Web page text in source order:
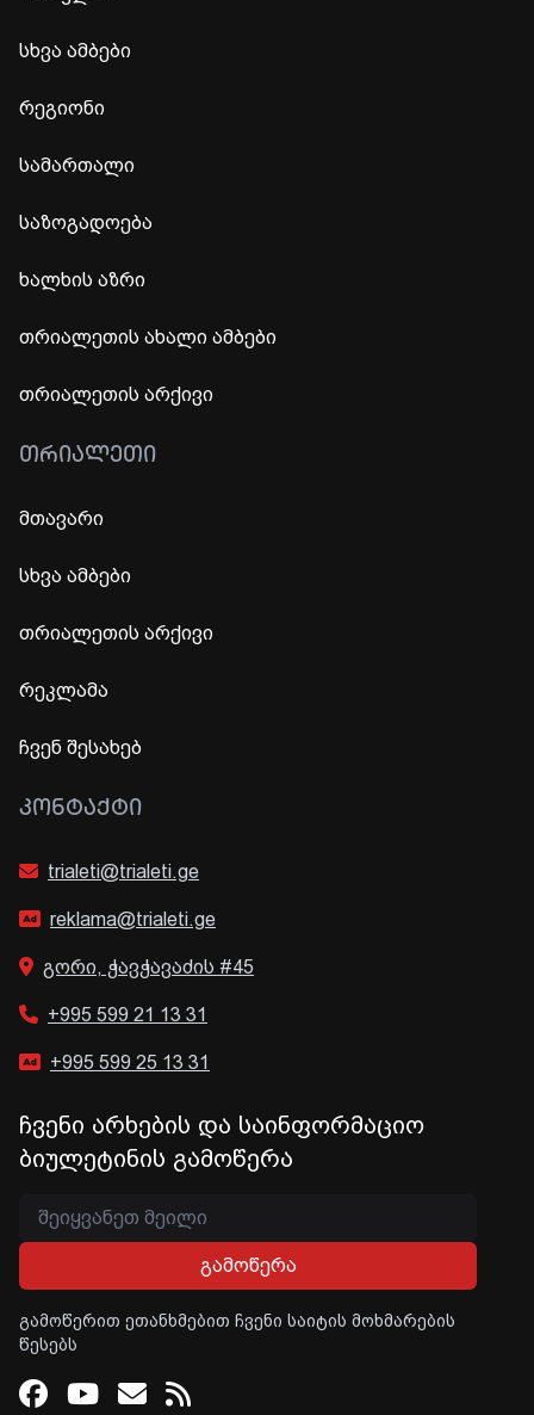
სხვა ამბები
რეგიონი
სამართალი
საზოგადოება
ხალხის აზრი
თრიალეთის ახალი ამბები
თრიალეთის არქივი
ᲗᲠᲘᲐᲚᲔᲗᲘ
მთავარი
სხვა ამბები
თრიალეთის არქივი
რეკლამა
ჩვენ შესახებ
ᲙᲝᲜᲢᲐᲥᲢᲘ
trialeti@trialeti.ge
reklama@trialeti.ge
გორი, ჭავჭავაძის #45
+995 599 21 13 31
+995 599 25 13 31
ჩვენი არხების და საინფორმაციო
ბიულეტინის გამოწერა
გამოწერა
გამოწერით ეთანხმებით ჩვენი საიტის მოხმარების
წესებს
Facebook
Youtube
Email
RSS